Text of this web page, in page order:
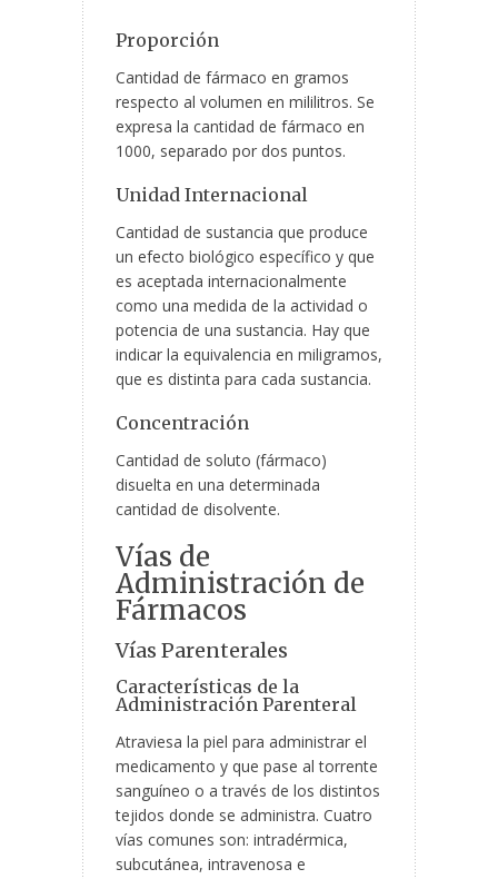
Proporción
Cantidad de fármaco en gramos
respecto al volumen en mililitros. Se
expresa la cantidad de fármaco en
1000, separado por dos puntos.
Unidad Internacional
Cantidad de sustancia que produce
un efecto biológico específico y que
es aceptada internacionalmente
como una medida de la actividad o
potencia de una sustancia. Hay que
indicar la equivalencia en miligramos,
que es distinta para cada sustancia.
Concentración
Cantidad de soluto (fármaco)
disuelta en una determinada
cantidad de disolvente.
Vías de
Administración de
Fármacos
Vías Parenterales
Características de la
Administración Parenteral
Atraviesa la piel para administrar el
medicamento y que pase al torrente
sanguíneo o a través de los distintos
tejidos donde se administra. Cuatro
vías comunes son: intradérmica,
subcutánea, intravenosa e